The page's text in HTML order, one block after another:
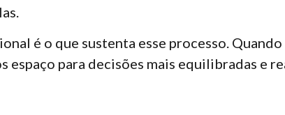
é o que sustenta esse processo.
espaço para decisões mais equilibradas e